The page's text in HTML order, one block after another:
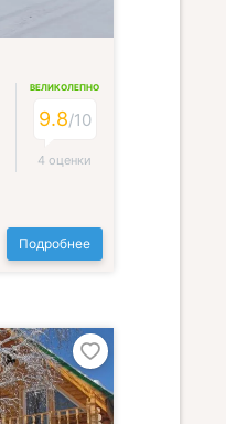
ВЕЛИКОЛЕПНО
9.8/10
4 оценки
Подробнее